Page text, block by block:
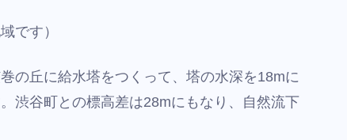
です）
丘に給水塔をつくって、塔の水深を18mに
谷町との標高差は28mにもなり、自然流下